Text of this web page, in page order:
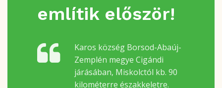
említik először!
Karos község Borsod-Abaúj-
Zemplén megye Cigándi
járásában, Miskolctól kb. 90
kilométerre északkeletre.